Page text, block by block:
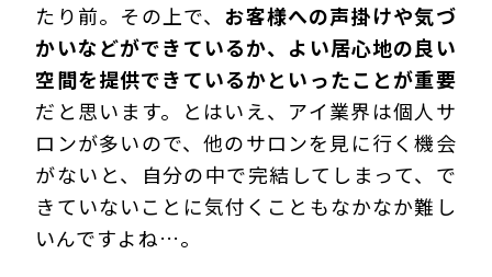
たり前。その上で、 お客様への声掛けや気づ
かいなどができているか、よい居心地の良い
空間を提供できているかといったことが重要
だと思います。とはいえ、アイ業界は個人サ
ロンが多いので、他のサロンを見に行く機会
がないと、自分の中で完結してしまって、で
きていないことに気付くこともなかなか難し
いんですよね…。